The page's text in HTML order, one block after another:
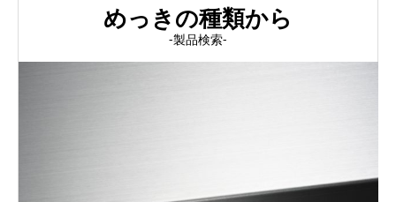
めっきの種類から
-製品検索-